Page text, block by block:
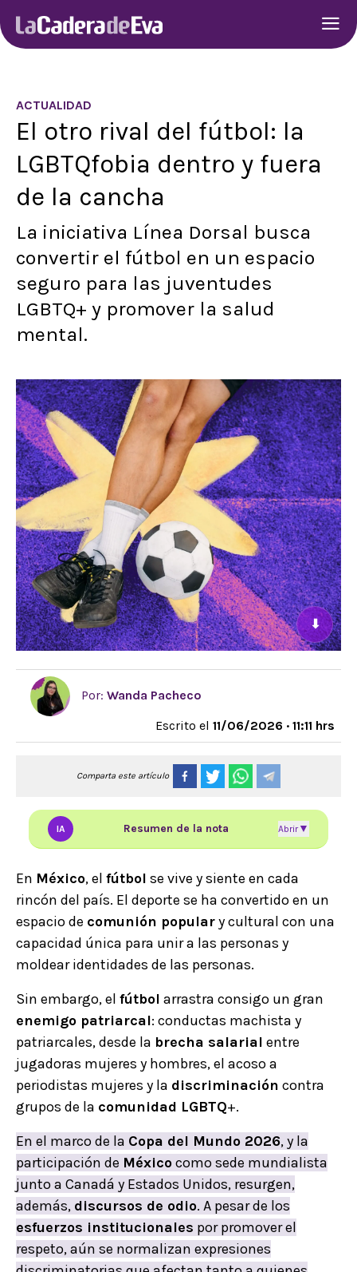
ACTUALIDAD
El otro rival del fútbol: la
LGBTQfobia dentro y fuera
de la cancha
La iniciativa Línea Dorsal busca
convertir el fútbol en un espacio
seguro para las juventudes
LGBTQ+ y promover la salud
mental.
⬇
Por: Wanda Pacheco
Escrito el 11/06/2026 · 11:11 hrs
Comparta este artículo
IA Resumen de la nota Abrir▼
En México, el fútbol se vive y siente en cada
rincón del país. El deporte se ha convertido en un
espacio de comunión populary cultural con una
capacidad única para unir a las personas y
moldear identidades de las personas.
Sin embargo, el fútbol arrastra consigo un gran
enemigo patriarcal: conductas machista y
patriarcales, desde la brecha salarial entre
jugadoras mujeres y hombres, el acoso a
periodistas mujeres y la discriminación contra
grupos de la comunidad LGBTQ+.
En el marco de la Copa del Mundo 2026, y la
participación de Méxicocomo sede mundialista
junto a Canadá y Estados Unidos, resurgen,
además, discursos de odio. A pesar de los
esfuerzos institucionales por promover el
respeto, aún se normalizan expresiones